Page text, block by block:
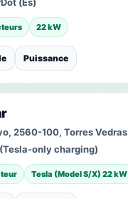
22 kW
Puissance
2560-100, Torres Vedras
only charging)
Tesla (Model S/X) 22 kW